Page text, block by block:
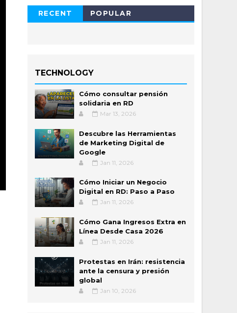
RECENT POPULAR
TECHNOLOGY
Cómo consultar pensión
solidaria en RD
Mar 13, 2026
Descubre las Herramientas
de Marketing Digital de
Google
Jan 11, 2026
Cómo Iniciar un Negocio
Digital en RD: Paso a Paso
Jan 11, 2026
Cómo Gana Ingresos Extra en
Línea Desde Casa 2026
Jan 11, 2026
Protestas en Irán: resistencia
ante la censura y presión
global
Jan 10, 2026